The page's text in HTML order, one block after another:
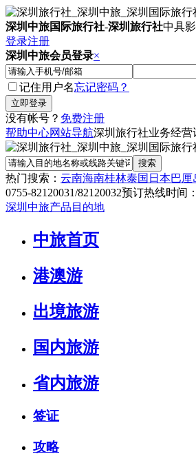
深圳中旅国际旅行社-深圳旅行社中具
登录注册
深圳中旅会员登录×
记住用户名忘记密码？
没有帐号？ 免费注册
帮助中心网站导航深圳旅行社业务经营
热门搜索： 云南海南桂林泰国 日本巴厘
0755-82120031/82120032预订热线时间
深圳中旅产品目的地
中旅首页
港澳游
出境旅游
国内旅游
省内旅游
签证
攻略